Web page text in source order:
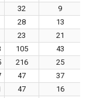
32 9
28 13
23 21
105 43
216 25
47 37
47 16